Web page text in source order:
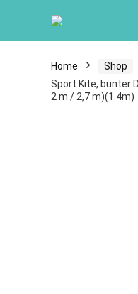
Home Shop
Sport Kite, bunter
2 m / 2,7 m)(1.4m)